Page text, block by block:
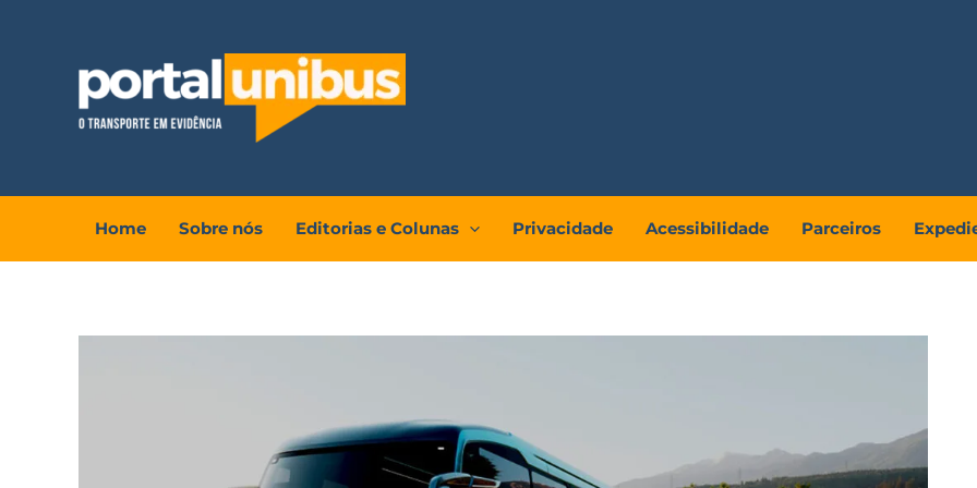
conteúdo
Home Sobre nós Editorias e Colunas Privacidade Acessibilidade Parceiros